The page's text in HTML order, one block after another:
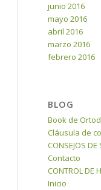
junio 2016
mayo 2016
abril 2016
marzo 2016
febrero 2016
BLOG
Book de
Cláusula de
CONSEJOS DE
Contacto
CONTROL DE
Inicio